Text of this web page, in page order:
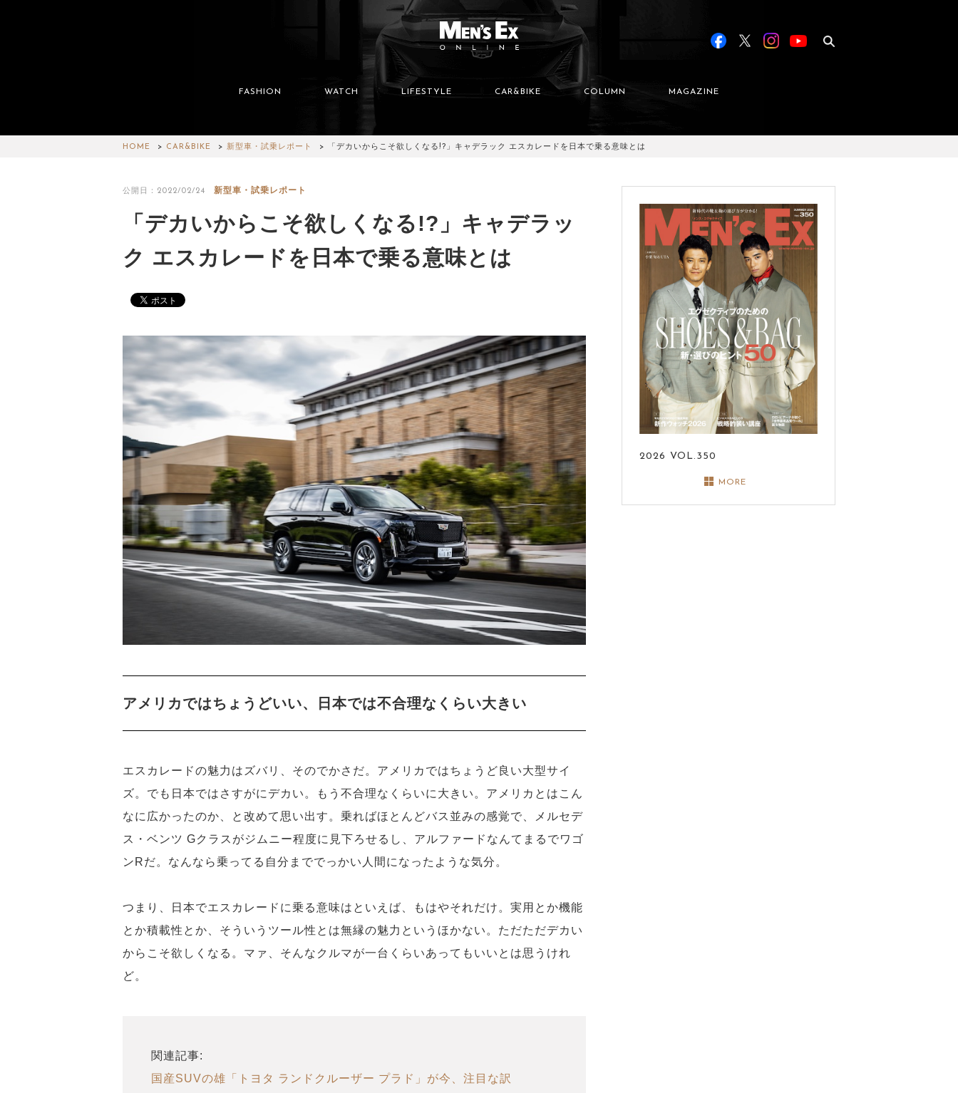
FASHION WATCH LIFESTYLE CAR&BIKE COLUMN MAGAZINE
HOME CAR&BIKE 新型車・試乗レポート 「デカいからこそ欲しくなる!?」キャデラック エスカレードを日本で乗る意味とは
公開日：2022/02/24 新型車・試乗レポート
「デカいからこそ欲しくなる!?」キャデラッ
ク エスカレードを日本で乗る意味とは
アメリカではちょうどいい、日本では不合理なくらい大きい
エスカレードの魅力はズバリ、そのでかさだ。アメリカではちょうど良い大型サイ
ズ。でも日本ではさすがにデカい。もう不合理なくらいに大きい。アメリカとはこん
なに広かったのか、と改めて思い出す。乗ればほとんどバス並みの感覚で、メルセデ
ス・ベンツ Gクラスがジムニー程度に見下ろせるし、アルファードなんてまるでワゴ
ンRだ。なんなら乗ってる自分まででっかい人間になったような気分。
つまり、日本でエスカレードに乗る意味はといえば、もはやそれだけ。実用とか機能
とか積載性とか、そういうツール性とは無縁の魅力というほかない。ただただデカい
からこそ欲しくなる。マァ、そんなクルマが一台くらいあってもいいとは思うけれ
ど。
関連記事:
国産SUVの雄「トヨタ ランドクルーザー プラド」が今、注目な訳
2026 VOL.350
MORE